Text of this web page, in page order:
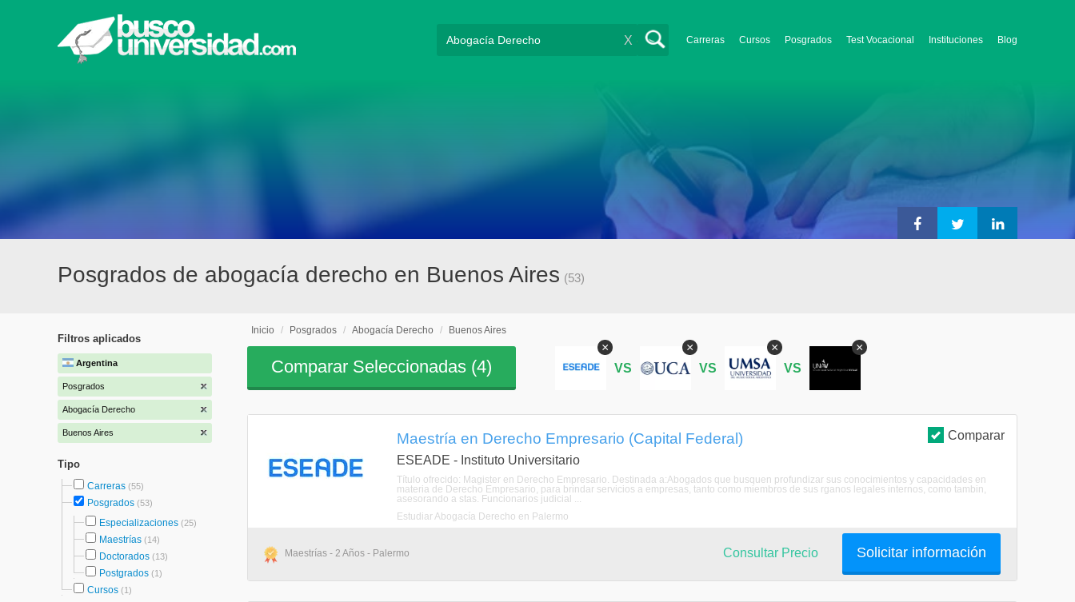
Carreras Cursos Posgrados Test Vocacional Instituciones Blog
X
Posgrados de abogacía derecho en Buenos Aires (53)
Filtros aplicados
Argentina
Posgrados
Abogacía Derecho
Buenos Aires
Tipo
Carreras (55)
Posgrados (53)
Especializaciones (25)
Maestrías (14)
Doctorados (13)
Postgrados (1)
Cursos (1)
Inicio / Posgrados / Abogacía Derecho / Buenos Aires
Comparar Seleccionadas (4)
×
VS
×
VS
×
VS
×
Comparar
Maestría en Derecho Empresario (Capital Federal)
ESEADE - Instituto Universitario
Título ofrecido: Magister en Derecho Empresario. Destinada a:Abogados que busquen profundizar sus conocimientos y capacidades en
materia de Derecho Empresario, para brindar servicios a empresas, tanto como miembros de sus rganos legales internos, como tambin,
asesorando a stas. Funcionarios judicial ...
Estudiar Abogacía Derecho en Palermo
Maestrías - 2 Años - Palermo Solicitar información
Consultar Precio